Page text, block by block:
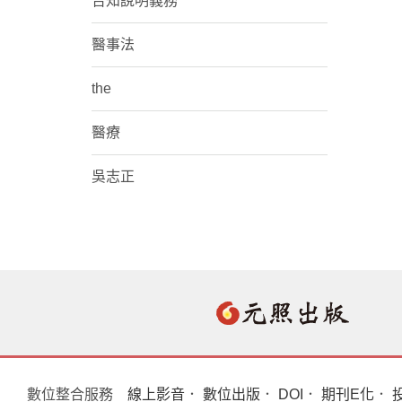
醫事法
the
醫療
吳志正
數位整合服務 線上影音 ． 數位出版 ． DOI ． 期刊E化 ．